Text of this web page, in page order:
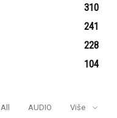
310
241
228
104
All AUDIO Više